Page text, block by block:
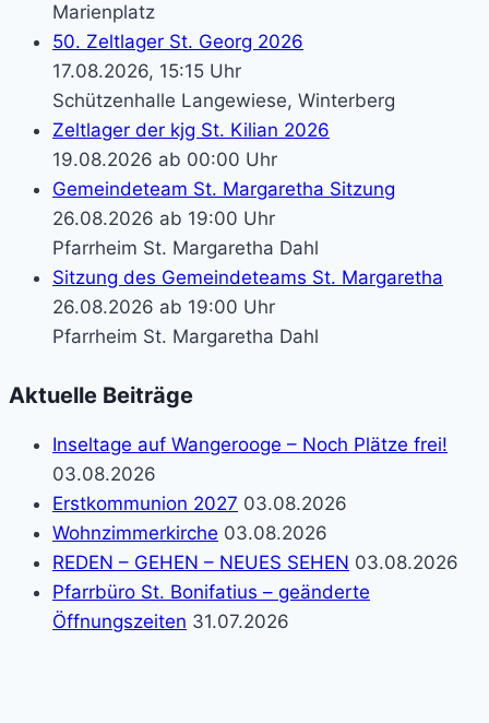
Marienplatz
50. Zeltlager St. Georg 2026
17.08.2026, 15:15 Uhr
Schützenhalle Langewiese, Winterberg
Zeltlager der kjg St. Kilian 2026
19.08.2026 ab 00:00 Uhr
Gemeindeteam St. Margaretha Sitzung
26.08.2026 ab 19:00 Uhr
Pfarrheim St. Margaretha Dahl
Sitzung des Gemeindeteams St. Margaretha
26.08.2026 ab 19:00 Uhr
Pfarrheim St. Margaretha Dahl
Aktuelle Beiträge
Inseltage auf Wangerooge – Noch Plätze frei!
03.08.2026
Erstkommunion 2027 03.08.2026
Wohnzimmerkirche 03.08.2026
REDEN – GEHEN – NEUES SEHEN 03.08.2026
Pfarrbüro St. Bonifatius – geänderte
Öffnungszeiten 31.07.2026